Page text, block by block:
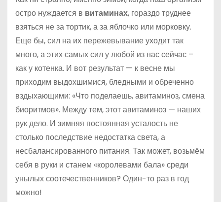
остро нуждается в витаминах, гораздо труднее
взяться не за тортик, а за яблочко или морковку.
Еще бы, сил на их пережевывание уходит так
много, а этих самых сил у любой из нас сейчас –
как у котенка. И вот результат — к весне мы
приходим выдохшимися, бледными и обреченно
вздыхающими: «Что поделаешь, авитаминоз, смена
биоритмов». Между тем, этот авитаминоз — наших
рук дело. И зимняя постоянная усталость не
столько последствие недостатка света, а
несбалансированного питания. Так может, возьмём
себя в руки и станем «королевами бала» среди
унылых соотечественников? Один-то раз в год
можно!